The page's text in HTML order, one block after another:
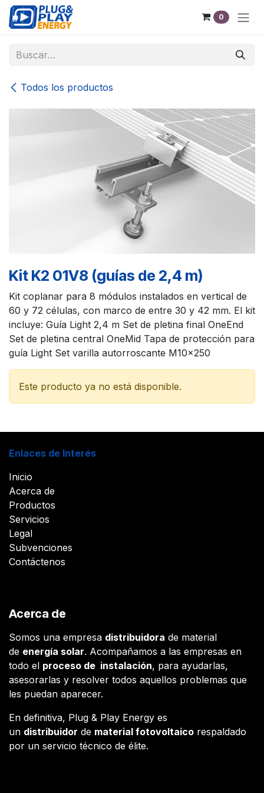
Ir al contenido
0
Todos los productos
Kit K2 01V8 (guías de 2,4 m)
Kit coplanar para 8 módulos instalados en vertical de
60 y 72 células, con marco de entre 30 y 42 mm. El kit
incluye: Guía Light 2,4 m Set de pletina final OneEnd
Set de pletina central OneMid Tapa de protección para
guía Light Set varilla autorroscante M10x250
Este producto ya no está disponible.
Enlaces de Interés
Inicio
Acerca de
Productos
Servicios
Legal
Subvenciones
Contáctenos
Acerca de
Somos una empresa distribuidora de material
de energía solar. Acompañamos a las empresas en
todo el proceso de instalación, para ayudarlas,
asesorarlas y resolver todos aquellos problemas que
les puedan aparecer.
En definitiva, Plug & Play Energy es
un distribuidor de material fotovoltaico respaldado
por un servicio técnico de élite.